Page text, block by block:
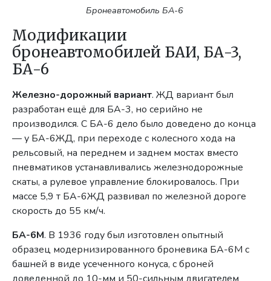
Бронеавтомобиль БА-6
Модификации
бронеавтомобилей БАИ, БА-3,
БА-6
Железно-дорожный вариант. ЖД вариант был
разработан ещё для БА-3, но серийно не
производился. С БА-6 дело было доведено до конца
— у БА-6ЖД, при переходе с колесного хода на
рельсовый, на переднем и заднем мостах вместо
пневматиков устанавливались железнодорожные
скаты, а рулевое управление блокировалось. При
массе 5,9 т БА-6ЖД развивал по железной дороге
скорость до 55 км/ч.
БА-6М. В 1936 году был изготовлен опытный
образец модернизированного броневика БА-6М с
башней в виде усеченного конуса, с броней